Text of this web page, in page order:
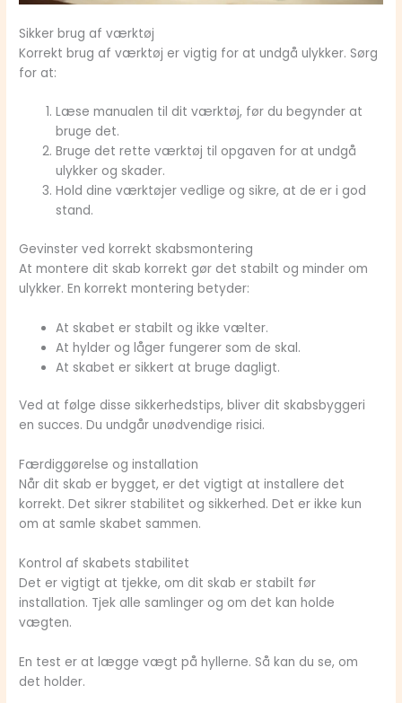
Sikker brug af værktøj
Korrekt brug af værktøj er vigtig for at undgå ulykker. Sørg
for at:
Læse manualen til dit værktøj, før du begynder at
bruge det.
Bruge det rette værktøj til opgaven for at undgå
ulykker og skader.
Hold dine værktøjer vedlige og sikre, at de er i god
stand.
Gevinster ved korrekt skabsmontering
At montere dit skab korrekt gør det stabilt og minder om
ulykker. En korrekt montering betyder:
At skabet er stabilt og ikke vælter.
At hylder og låger fungerer som de skal.
At skabet er sikkert at bruge dagligt.
Ved at følge disse sikkerhedstips, bliver dit skabsbyggeri
en succes. Du undgår unødvendige risici.
Færdiggørelse og installation
Når dit skab er bygget, er det vigtigt at installere det
korrekt. Det sikrer stabilitet og sikkerhed. Det er ikke kun
om at samle skabet sammen.
Kontrol af skabets stabilitet
Det er vigtigt at tjekke, om dit skab er stabilt før
installation. Tjek alle samlinger og om det kan holde
vægten.
En test er at lægge vægt på hyllerne. Så kan du se, om
det holder.